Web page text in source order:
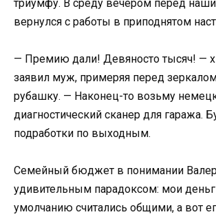
триумфу. В среду вечером перед
вернулся с работы в приподнятом
— Премию дали! Девяносто тысяч! —
заявил муж, примеряя перед
рубашку. — Наконец-то возьму
диагностический сканер для гаража.
подработки по выходным.
Семейный бюджет в понимании
удивительным парадоксом: мои
умолчанию считались общими, а вот